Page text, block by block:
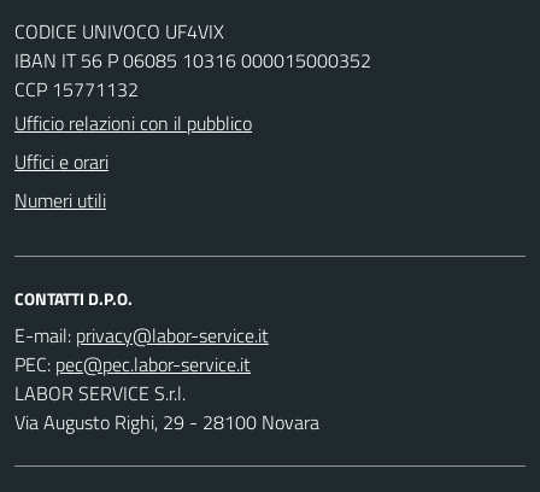
CODICE UNIVOCO UF4VIX
IBAN IT 56 P 06085 10316 000015000352
CCP 15771132
Ufficio relazioni con il pubblico
Uffici e orari
Numeri utili
CONTATTI D.P.O.
E-mail:
PEC:
LABOR SERVICE S.r.l.
Via Augusto Righi, 29 - 28100 Novara